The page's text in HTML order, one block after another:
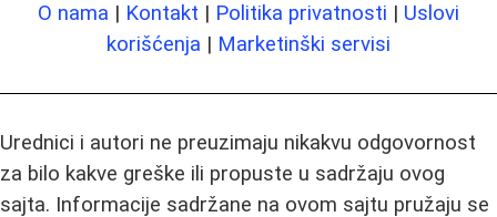
O nama | Kontakt | Politika privatnosti | Uslovi
korišćenja | Marketinški servisi
Urednici i autori ne preuzimaju nikakvu odgovornost
za bilo kakve greške ili propuste u sadržaju ovog
sajta. Informacije sadržane na ovom sajtu pružaju se